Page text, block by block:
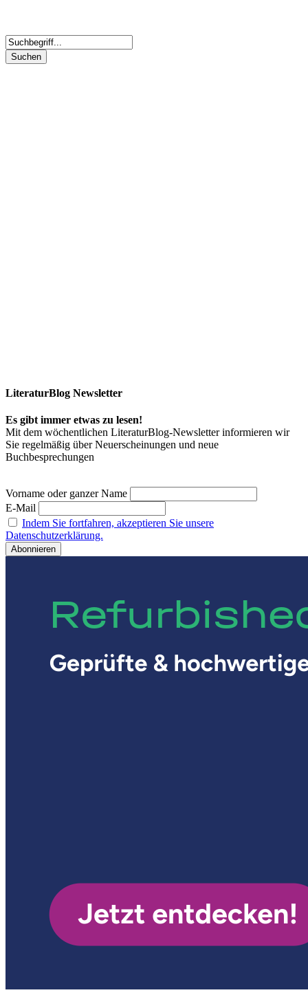
LiteraturBlog Newsletter
Es gibt immer etwas zu lesen!
Mit dem wöchentlichen LiteraturBlog-Newsletter informieren wir
Sie regelmäßig über Neuerscheinungen und neue
Buchbesprechungen
Vorname oder ganzer Name
E-Mail
Indem Sie fortfahren, akzeptieren Sie unsere
Datenschutzerklärung.